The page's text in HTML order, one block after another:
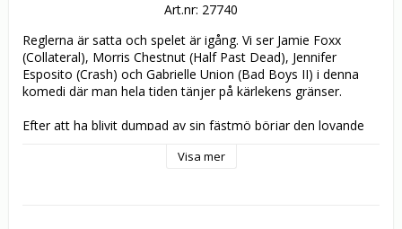
Art.nr: 27740
Reglerna är satta och spelet är igång. Vi ser Jamie Foxx
(Collateral), Morris Chestnut (Half Past Dead), Jennifer
Esposito (Crash) och Gabrielle Union (Bad Boys II) i denna
komedi där man hela tiden tänjer på kärlekens gränser.
Efter att ha blivit dumpad av sin fästmö börjar den lovande
handbok”. När boken blir en succé och bästsäljare börjar
Visa mer